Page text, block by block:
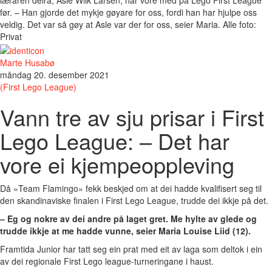
før. – Han gjorde det mykje gøyare for oss, fordi han har hjulpe oss
veldig. Det var så gøy at Asle var der for oss, seier Maria. Alle foto:
Privat
Marte Husabø
måndag 20. desember 2021
(First Lego League)
Vann tre av sju prisar i First
Lego League: – Det har
vore ei kjempeoppleving
Då «Team Flamingo» fekk beskjed om at dei hadde kvalifisert seg til
den skandinaviske finalen i First Lego League, trudde dei ikkje på det.
– Eg og nokre av dei andre på laget gret. Me hylte av glede og
trudde ikkje at me hadde vunne, seier Maria Louise Liid (12).
Framtida Junior har tatt seg ein prat med eit av laga som deltok i ein
av dei regionale First Lego league-turneringane i haust.